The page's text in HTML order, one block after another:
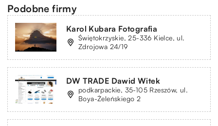
Podobne firmy
Karol Kubara Fotografia
Świętokrzyskie, 25-336 Kielce, ul.
Zdrojowa 24/19
DW TRADE Dawid Witek
podkarpackie, 35-105 Rzeszów, ul.
Boya-Żeleńskiego 2